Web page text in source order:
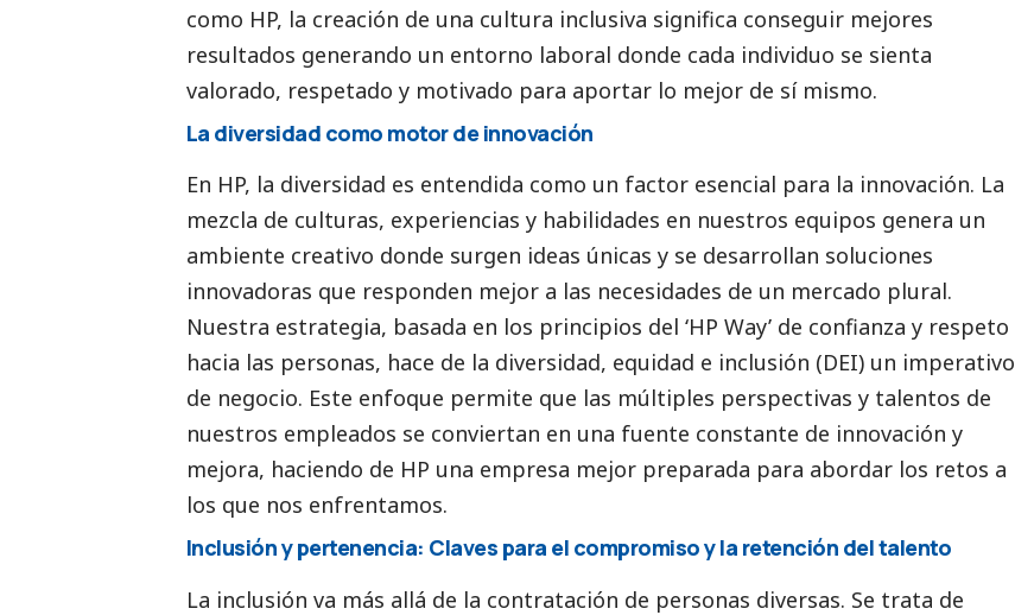
como HP, la creación de una cultura inclusiva significa conseguir mejores
resultados generando un entorno laboral donde cada individuo se sienta
valorado, respetado y motivado para aportar lo mejor de sí mismo.
La diversidad como motor de innovación
En HP, la diversidad es entendida como un factor esencial para la innovación. La
mezcla de culturas, experiencias y habilidades en nuestros equipos genera un
ambiente creativo donde surgen ideas únicas y se desarrollan soluciones
innovadoras que responden mejor a las necesidades de un mercado plural.
Nuestra estrategia, basada en los principios del ‘HP Way’ de confianza y respeto
hacia las personas, hace de la diversidad, equidad e inclusión (DEI) un imperativo
de negocio. Este enfoque permite que las múltiples perspectivas y talentos de
nuestros empleados se conviertan en una fuente constante de innovación y
mejora, haciendo de HP una empresa mejor preparada para abordar los retos a
los que nos enfrentamos.
Inclusión y pertenencia: Claves para el compromiso y la retención del talento
La inclusión va más allá de la contratación de personas diversas. Se trata de